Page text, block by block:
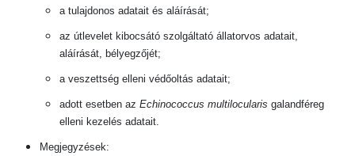
a tulajdonos adatait és aláírását;
az útlevelet kibocsátó szolgáltató állatorvos adatait,
aláírását, bélyegzőjét;
a veszettség elleni védőoltás adatait;
adott esetben az Echinococcus multilocularis galandféreg
elleni kezelés adatait.
Megjegyzések: